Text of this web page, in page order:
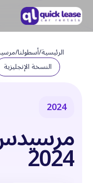
الرئيسية/أسطولنا/
النسخة الإنجليزية
2024
2024